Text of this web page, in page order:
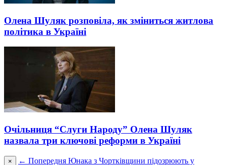
Олена Шуляк розповіла, як зміниться житлова
політика в Україні
Очільниця “Слуги Народу” Олена Шуляк
назвала три ключові реформи в Україні
× ← Попередня Юнака з Чортківщини підозрюють у